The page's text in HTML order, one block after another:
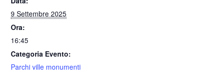
9 Settembre 2025
Ora:
16:45
Categoria Evento:
Parchi ville monumenti